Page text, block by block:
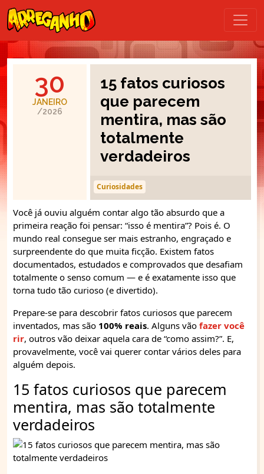
30
JANEIRO
/2026
15 fatos curiosos
que parecem
mentira, mas são
totalmente
verdadeiros
Curiosidades
Você já ouviu alguém contar algo tão absurdo que a
primeira reação foi pensar: “isso é mentira”? Pois é. O
mundo real consegue ser mais estranho, engraçado e
surpreendente do que muita ficção. Existem fatos
documentados, estudados e comprovados que desafiam
totalmente o senso comum — e é exatamente isso que
torna tudo tão curioso (e divertido).
Prepare-se para descobrir fatos curiosos que parecem
inventados, mas são 100% reais. Alguns vão fazer você
rir, outros vão deixar aquela cara de “como assim?”. E,
provavelmente, você vai querer contar vários deles para
alguém depois.
15 fatos curiosos que parecem
mentira, mas são totalmente
verdadeiros